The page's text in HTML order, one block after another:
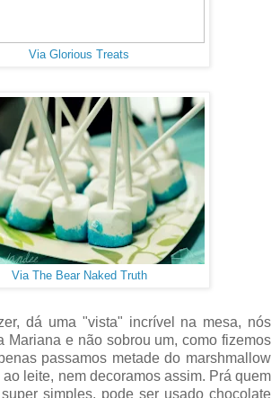
Via Glorious Treats
Via The Bear Naked Truth
dá uma "vista" incrível na mesa, nós
Mariana e não sobrou um, como fizemos
passamos metade do marshmallow
leite, nem decoramos assim. Prá quem
simples, pode ser usado chocolate